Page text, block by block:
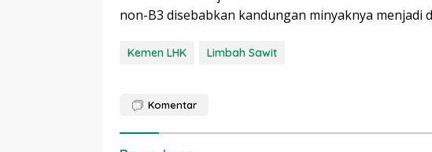
non-B3 disebabkan kandungan minyaknya menjadi
Kemen LHK Limbah Sawit
Komentar